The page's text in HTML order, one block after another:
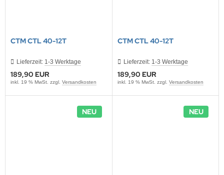
CTM CTL 40-12T
Lieferzeit: 1-3 Werktage
189,90 EUR
inkl. 19 % MwSt. zzgl. Versandkosten
CTM CTL 40-12T
Lieferzeit: 1-3 Werktage
189,90 EUR
inkl. 19 % MwSt. zzgl. Versandkosten
NEU NEU